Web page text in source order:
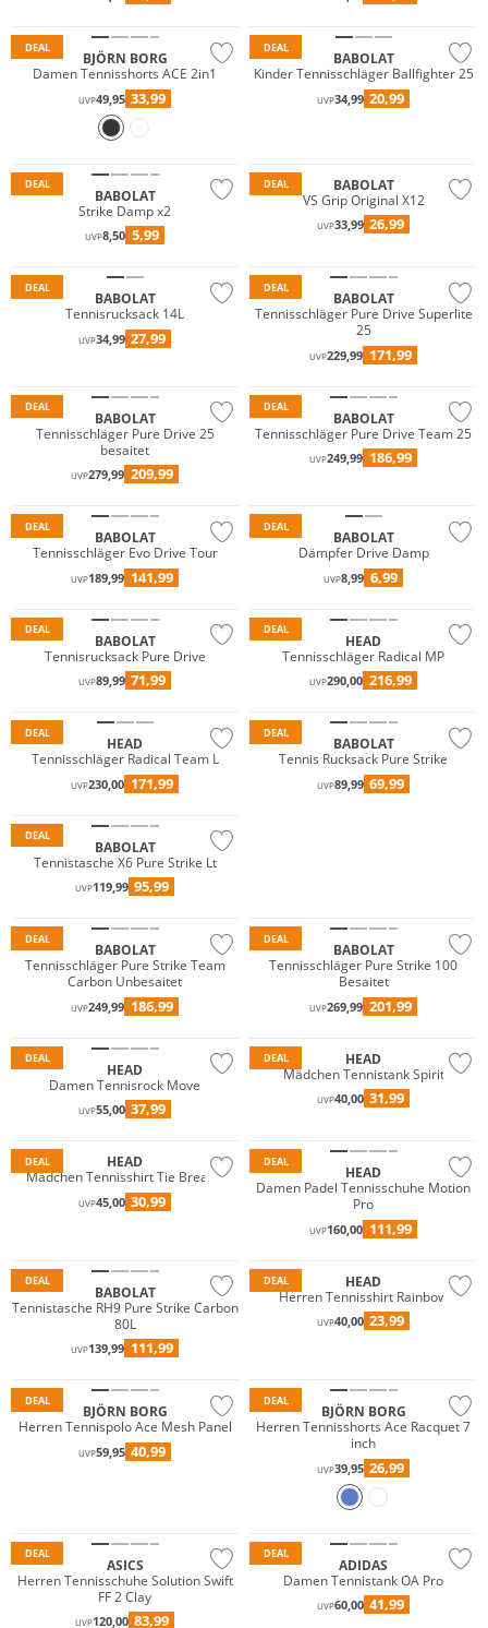
DEAL
BJÖRN BORG
Damen Tennisshorts ACE 2in1
UVP49,95 33,99
DEAL
BABOLAT
Kinder Tennisschläger Ballfighter 25
UVP34,99 20,99
DEAL
BABOLAT
Strike Damp x2
UVP8,50 5,99
DEAL
BABOLAT
VS Grip Original X12
UVP33,99 26,99
DEAL
BABOLAT
Tennisrucksack 14L
UVP34,99 27,99
DEAL
BABOLAT
Tennisschläger Pure Drive Superlite
25
UVP229,99 171,99
DEAL
BABOLAT
Tennisschläger Pure Drive 25
besaitet
UVP279,99 209,99
DEAL
BABOLAT
Tennisschläger Pure Drive Team 25
UVP249,99 186,99
DEAL
BABOLAT
Tennisschläger Evo Drive Tour
UVP189,99 141,99
DEAL
BABOLAT
Dämpfer Drive Damp
UVP8,99 6,99
DEAL
BABOLAT
Tennisrucksack Pure Drive
UVP89,99 71,99
DEAL
HEAD
Tennisschläger Radical MP
UVP290,00 216,99
DEAL
HEAD
Tennisschläger Radical Team L
UVP230,00 171,99
DEAL
BABOLAT
Tennis Rucksack Pure Strike
UVP89,99 69,99
DEAL
BABOLAT
Tennistasche X6 Pure Strike Lt
UVP119,99 95,99
DEAL
BABOLAT
Tennisschläger Pure Strike Team
Carbon Unbesaitet
UVP249,99 186,99
DEAL
BABOLAT
Tennisschläger Pure Strike 100
Besaitet
UVP269,99 201,99
DEAL
HEAD
Damen Tennisrock Move
UVP55,00 37,99
DEAL
HEAD
Mädchen Tennistank Spirit
UVP40,00 31,99
DEAL
HEAD
Mädchen Tennisshirt Tie Break II
UVP45,00 30,99
DEAL
HEAD
Damen Padel Tennisschuhe Motion
Pro
UVP160,00 111,99
DEAL
BABOLAT
Tennistasche RH9 Pure Strike Carbon
80L
UVP139,99 111,99
DEAL
HEAD
Herren Tennisshirt Rainbow
UVP40,00 23,99
DEAL
BJÖRN BORG
Herren Tennispolo Ace Mesh Panel
UVP59,95 40,99
DEAL
BJÖRN BORG
Herren Tennisshorts Ace Racquet 7
inch
UVP39,95 26,99
DEAL
ASICS
Herren Tennisschuhe Solution Swift
FF 2 Clay
UVP120,00 83,99
DEAL
ADIDAS
Damen Tennistank OA Pro
UVP60,00 41,99